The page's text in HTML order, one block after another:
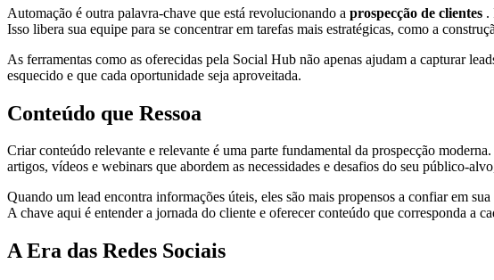
Automação é outra palavra-chave que está revolucionando a prospecção de clientes .
Isso libera sua equipe para se concentrar em tarefas mais estratégicas, como a
As ferramentas como as oferecidas pela Social Hub não apenas ajudam a capturar
esquecido e que cada oportunidade seja aproveitada.
Conteúdo que Ressoa
Criar conteúdo relevante e relevante é uma parte fundamental da prospecção
artigos, vídeos e webinars que abordem as necessidades e desafios do seu público-
Quando um lead encontra informações úteis, eles são mais propensos a confiar em
A chave aqui é entender a jornada do cliente e oferecer conteúdo que corresponda a
A Era das Redes Sociais